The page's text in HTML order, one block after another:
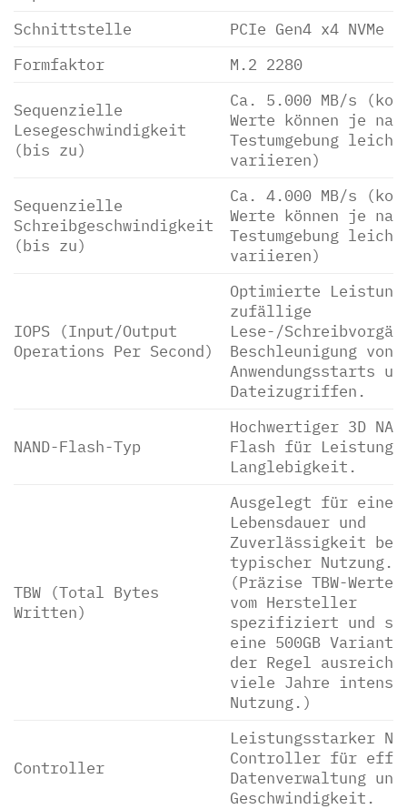
Schnittstelle
PCIe Gen4 x4 NVMe
Formfaktor
M.2 2280
Sequenzielle
Lesegeschwindigkeit
(bis zu)
Ca. 5.000 MB/s
Werte können je
Testumgebung leicht
variieren)
Sequenzielle
Schreibgeschwindigkeit
(bis zu)
Ca. 4.000 MB/s
Werte können je
Testumgebung leicht
variieren)
IOPS (Input/Output
Operations Per Second)
Optimierte
zufällige
Lese-/
Beschleunigung von
Anwendungsstarts
Dateizugriffen.
NAND-Flash-Typ
Hochwertiger 3D
Flash für Leistung
Langlebigkeit.
TBW (Total Bytes
Written)
Ausgelegt für eine
Lebensdauer und
Zuverlässigkeit bei
typischer Nutzung.
(Präzise TBW-Werte
vom Hersteller
spezifiziert und
eine 500GB
der Regel
viele Jahre
Nutzung.)
Controller
Leistungsstarker
Controller für
Datenverwaltung und
Geschwindigkeit.